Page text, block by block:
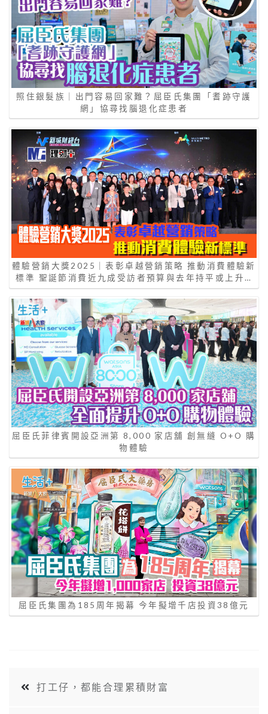
照住銀髮族｜出門容易回家難？屈臣氏集團「耆跡守護
網」協尋找腦退化症患者
體驗營銷大獎2025｜表彰卓越營銷策略 推動消費體驗新
標準 聖誕節消費近九成受訪者預算與去年持平或上升…
屈臣氏菲律賓開設亞洲第 8,000 家店舖 創無縫 O+O 購
物體驗
屈臣氏集團為185周年揭幕 今年擬增千店投資38億元
打工仔，都能合理累積財富